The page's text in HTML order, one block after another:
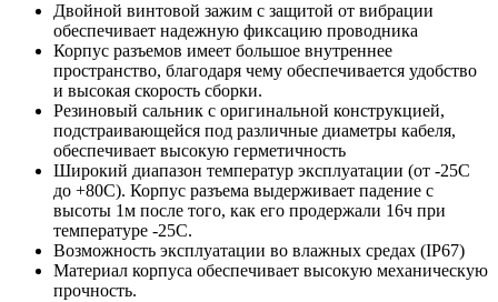
Двойной винтовой зажим с защитой от вибрации
обеспечивает надежную фиксацию проводника
Корпус разъемов имеет большое внутреннее
пространство, благодаря чему обеспечивается удобство
и высокая скорость сборки.
Резиновый сальник с оригинальной конструкцией,
подстраивающейся под различные диаметры кабеля,
обеспечивает высокую герметичность
Широкий диапазон температур эксплуатации (от -25С
до +80С). Корпус разъема выдерживает падение с
высоты 1м после того, как его продержали 16ч при
температуре -25С.
Возможность эксплуатации во влажных средах (IP67)
Материал корпуса обеспечивает высокую механическую
прочность.